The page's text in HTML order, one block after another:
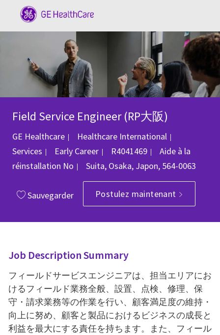
Field Service Engineer (RP大阪)
GE Healthcare Healthcare International
Services
Early Career ID du poste
R4041469
Aide à la
réinstallation No Emplacement
Suita, Osaka, Japon, 564-0063
Sauvegarder Postulez maintenant
Job Description Summary
フィールドサービスエンジニアは、担当エリアにお
けるフィールド業務全般、設置、点検、修理、保
守・請求業務等の作業を行い、顧客満足度の維持・
向上に努め、顧客と製品におけるビジネスの成長と
利益を最大にする責任を持ちます。また、フィール